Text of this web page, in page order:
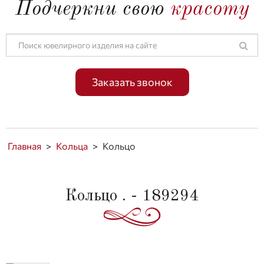
Подчеркни свою красоту
Заказать звонок
Главная > Кольца > Кольцо
Кольцо . - 189294